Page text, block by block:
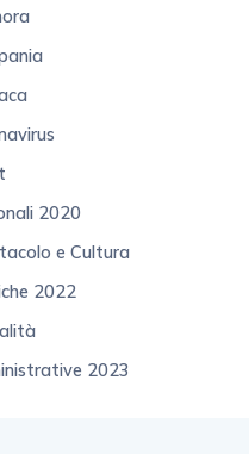
2020
e Cultura
2022
2023